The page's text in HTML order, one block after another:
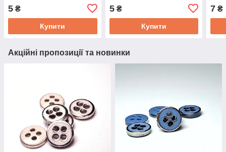
5 ₴
Купити
5₴
Купити
7 ₴
Акційні пропозиції та новинки